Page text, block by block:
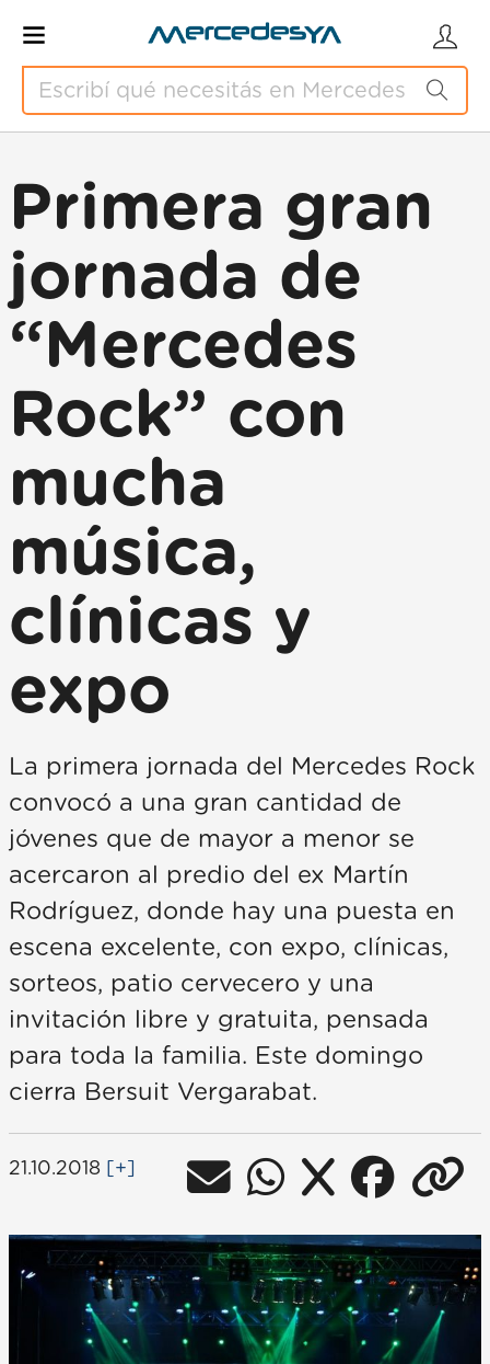
Primera gran
jornada de
“Mercedes
Rock” con
mucha
música,
clínicas y
expo
La primera jornada del Mercedes Rock
convocó a una gran cantidad de
jóvenes que de mayor a menor se
acercaron al predio del ex Martín
Rodríguez, donde hay una puesta en
escena excelente, con expo, clínicas,
sorteos, patio cervecero y una
invitación libre y gratuita, pensada
para toda la familia. Este domingo
cierra Bersuit Vergarabat.
21.10.2018 [+]